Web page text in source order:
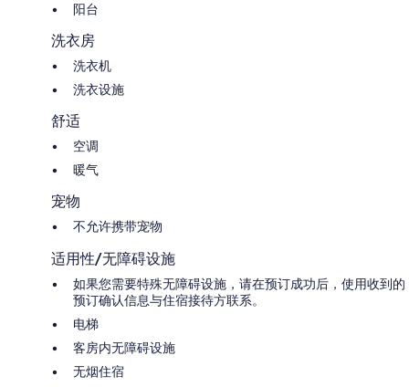
阳台
洗衣房
洗衣机
洗衣设施
舒适
空调
暖气
宠物
不允许携带宠物
适用性/无障碍设施
如果您需要特殊无障碍设施，请在预订成功后，使用收到的
预订确认信息与住宿接待方联系。
电梯
客房内无障碍设施
无烟住宿